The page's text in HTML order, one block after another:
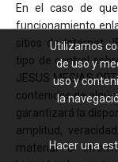
En el caso de
funcionamiento
sitios de Internet
tipo de control
JESUS MEGIAS
contenidos de
garantizará la
amplitud,
material o
Utilizamos
de uso y
uso y
la
Hacer una